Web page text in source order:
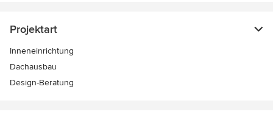
Projektart
Inneneinrichtung
Dachausbau
Design-Beratung